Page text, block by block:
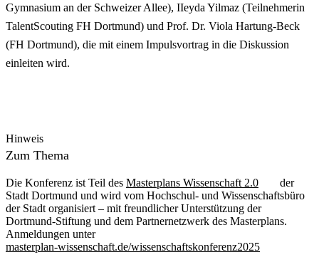
Gymnasium an der Schweizer Allee), IIeyda Yilmaz (Teilnehmerin
TalentScouting FH Dortmund) und Prof. Dr. Viola Hartung-Beck
(FH Dortmund), die mit einem Impulsvortrag in die Diskussion
einleiten wird.
Hinweis
Zum Thema
Die Konferenz ist Teil des Masterplans Wissenschaft 2.0
der
Stadt Dortmund und wird vom Hochschul- und Wissenschaftsbüro
der Stadt organisiert – mit freundlicher Unterstützung der
Dortmund-Stiftung und dem Partnernetzwerk des Masterplans.
Anmeldungen unter
masterplan-wissenschaft.de/wissenschaftskonferenz2025